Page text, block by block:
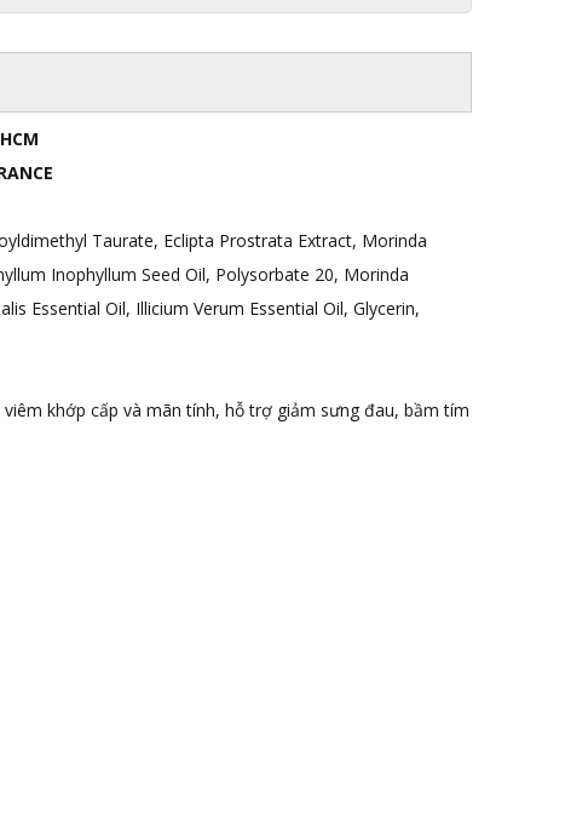
Taurate, Eclipta Prostrata Extract, Morinda
Inophyllum Seed Oil, Polysorbate 20, Morinda
Essential Oil, Illicium Verum Essential Oil, Glycerin,
khớp cấp và mãn tính, hỗ trợ giảm sưng đau, bầm tím